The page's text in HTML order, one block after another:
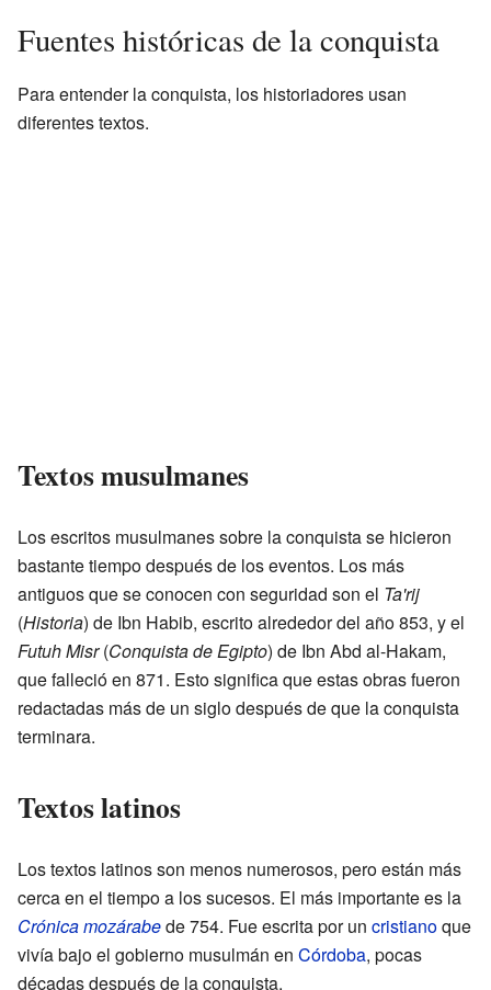
Fuentes históricas de la conquista
Para entender la conquista, los historiadores usan
diferentes textos.
Textos musulmanes
Los escritos musulmanes sobre la conquista se hicieron
bastante tiempo después de los eventos. Los más
antiguos que se conocen con seguridad son el Ta'rij
(Historia) de Ibn Habib, escrito alrededor del año 853, y el
Futuh Misr(Conquista de Egipto) de Ibn Abd al-Hakam,
que falleció en 871. Esto significa que estas obras fueron
redactadas más de un siglo después de que la conquista
terminara.
Textos latinos
Los textos latinos son menos numerosos, pero están más
cerca en el tiempo a los sucesos. El más importante es la
Crónica mozárabede 754. Fue escrita por un cristianoque
vivía bajo el gobierno musulmán en Córdoba, pocas
décadas después de la conquista.